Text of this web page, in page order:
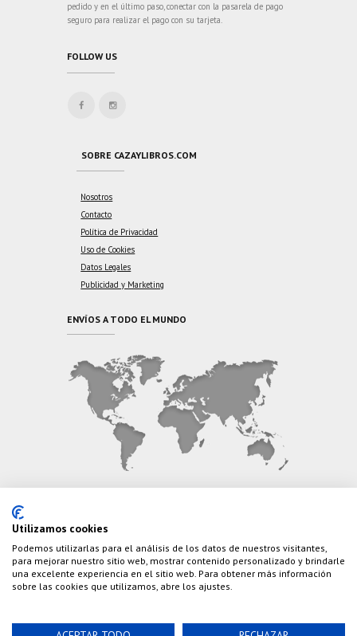
pedido y en el último paso, conectar con la pasarela de pago
seguro para realizar el pago con su tarjeta.
FOLLOW US
SOBRE CAZAYLIBROS.COM
Nosotros
Contacto
Política de Privacidad
Uso de Cookies
Datos Legales
Publicidad y Marketing
ENVÍOS A TODO EL MUNDO
Teléfono: (+34) 626 495 499
E-Mail: info@cazaylibros.com
Utilizamos cookies
Podemos utilizarlas para el análisis de los datos de nuestros visitantes,
para mejorar nuestro sitio web, mostrar contenido personalizado y brindarle
una excelente experiencia en el sitio web. Para obtener más información
sobre las cookies que utilizamos, abre los ajustes.